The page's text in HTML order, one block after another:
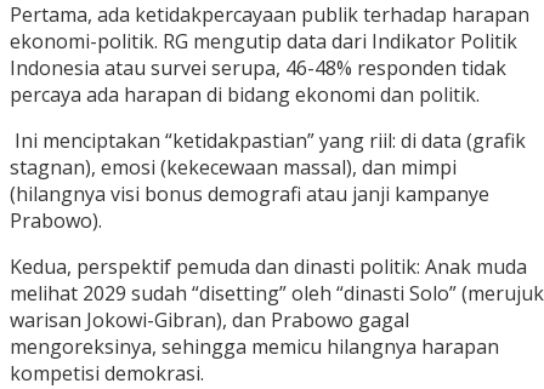
‎Pertama, ada ketidakpercayaan publik terhadap harapan
ekonomi-politik. RG mengutip data dari Indikator Politik
Indonesia atau survei serupa, 46-48% responden tidak
percaya ada harapan di bidang ekonomi dan politik.
‎ Ini menciptakan “ketidakpastian” yang riil: di data (grafik
stagnan), emosi (kekecewaan massal), dan mimpi
(hilangnya visi bonus demografi atau janji kampanye
Prabowo).
‎Kedua, perspektif pemuda dan dinasti politik: Anak muda
melihat 2029 sudah “disetting” oleh “dinasti Solo” (merujuk
warisan Jokowi-Gibran), dan Prabowo gagal
mengoreksinya, sehingga memicu hilangnya harapan
kompetisi demokrasi.